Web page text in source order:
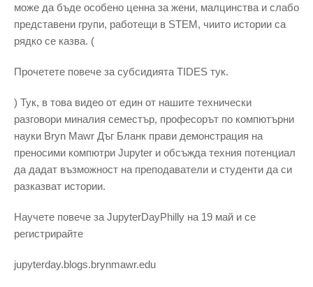
може да бъде особено ценна за жени, малцинства и слабо
представени групи, работещи в STEM, чиито истории са
рядко се казва. (
Прочетете повече за субсидията TIDES тук.
) Тук, в това видео от един от нашите технически
разговори миналия семестър, професорът по компютърни
науки Bryn Mawr Дъг Бланк прави демонстрация на
преносими компютри Jupyter и обсъжда техния потенциал
да дадат възможност на преподаватели и студенти да си
разказват истории.
Научете повече за JupyterDayPhilly на 19 май и се
регистрирайте
jupyterday.blogs.brynmawr.edu